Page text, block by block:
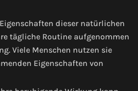
dieser natürlichen
tägliche Routine aufgenommen
Viele Menschen nutzen sie
Eigenschaften von